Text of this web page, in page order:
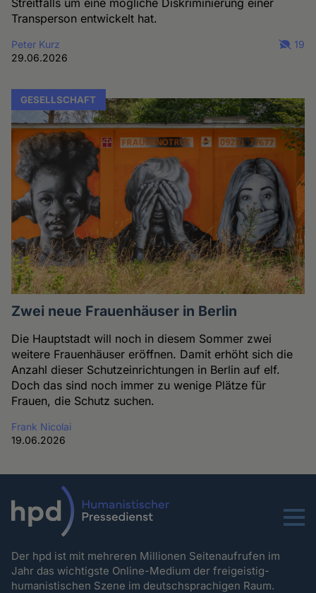
Streitfalls um eine mögliche Diskriminierung einer
Transperson entwickelt hat.
Peter Kurz
29.06.2026
19
GESELLSCHAFT
Zwei neue Frauenhäuser in Berlin
Die Hauptstadt will noch in diesem Sommer zwei
weitere Frauenhäuser eröffnen. Damit erhöht sich die
Anzahl dieser Schutzeinrichtungen in Berlin auf elf.
Doch das sind noch immer zu wenige Plätze für
Frauen, die Schutz suchen.
Frank Nicolai
19.06.2026
Menu
Der hpd ist mit mehreren Millionen Seitenaufrufen im
Jahr das wichtigste Online-Medium der freigeistig-
humanistischen Szene im deutschsprachigen Raum.